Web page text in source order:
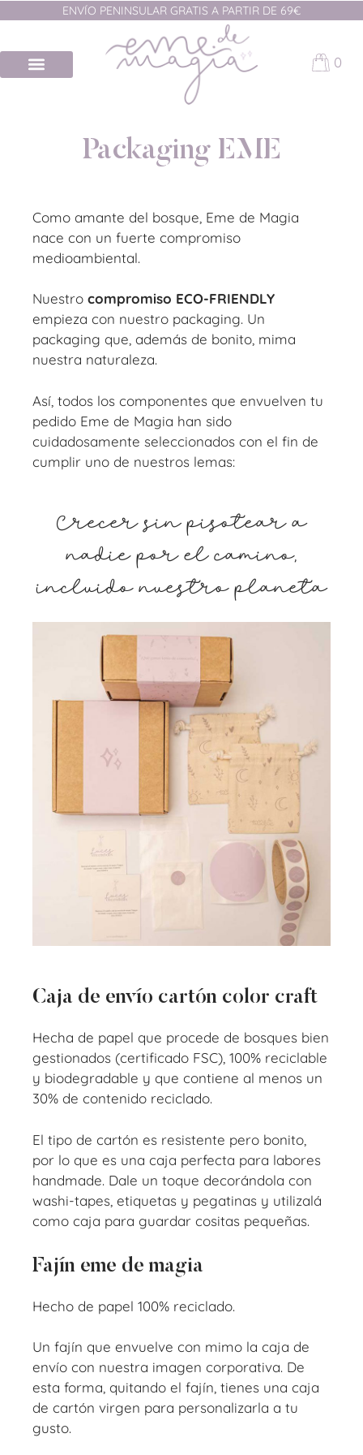
ENVÍO PENINSULAR GRATIS A PARTIR DE 69€
0
Packaging EME
Como amante del bosque, Eme de Magia
nace con un fuerte compromiso
medioambiental.
Nuestro compromiso ECO-FRIENDLY
empieza con nuestro packaging. Un
packaging que, además de bonito, mima
nuestra naturaleza.
Así, todos los componentes que envuelven tu
pedido Eme de Magia han sido
cuidadosamente seleccionados con el fin de
cumplir uno de nuestros lemas:
Crecer sin pisotear a
nadie por el camino,
incluido nuestro planeta
Caja de envío cartón color craft
Hecha de papel que procede de bosques bien
gestionados (certificado FSC), 100% reciclable
y biodegradable y que contiene al menos un
30% de contenido reciclado.
El tipo de cartón es resistente pero bonito,
por lo que es una caja perfecta para labores
handmade. Dale un toque decorándola con
washi-tapes, etiquetas y pegatinas y utilizalá
como caja para guardar cositas pequeñas.
Fajín eme de magia
Hecho de papel 100% reciclado.
Un fajín que envuelve con mimo la caja de
envío con nuestra imagen corporativa. De
esta forma, quitando el fajín, tienes una caja
de cartón virgen para personalizarla a tu
gusto.